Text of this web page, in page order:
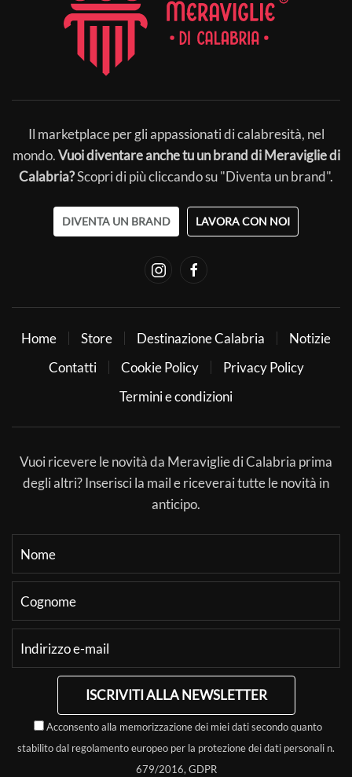
Il marketplace per gli appassionati di calabresità, nel
mondo.Vuoi diventare anche tu un brand di Meraviglie di
Calabria?Scopri di più cliccando su "Diventa un brand".
DIVENTA UN BRAND LAVORA CON NOI
Home Store Destinazione Calabria
Notizie
Contatti
Cookie Policy
Privacy Policy
Termini e condizioni
Vuoi ricevere le novità da Meraviglie di Calabria prima
degli altri? Inserisci la mail e riceverai tutte le novità in
anticipo.
ISCRIVITI ALLA NEWSLETTER
Acconsento alla memorizzazione dei miei dati secondo quanto
stabilito dal regolamento europeo per la protezione dei dati personali n.
679/2016, GDPR